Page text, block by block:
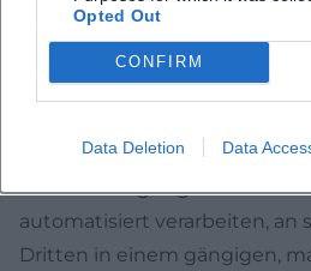
Opted Out
CONFIRM
Data Deletion Data
Verstoßes zu. Das
unbeschadet anderweitiger
oder gerichtlicher
Sie haben das Recht, Daten,
Ihrer Einwilligung oder in
automatisiert verarbeiten, an
Dritten in einem gängigen,